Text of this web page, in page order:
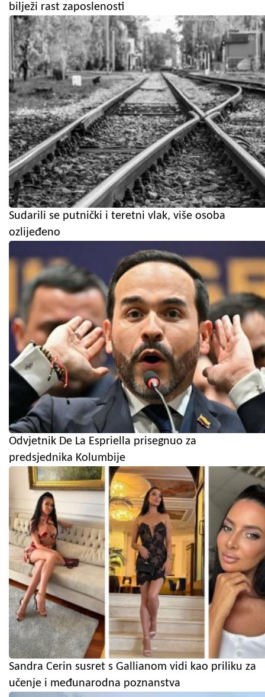
bilježi rast zaposlenosti
Sudarili se putnički i teretni vlak, više osoba
ozlijeđeno
Odvjetnik De La Espriella prisegnuo za
predsjednika Kolumbije
Sandra Cerin susret s Gallianom vidi kao priliku za
učenje i međunarodna poznanstva